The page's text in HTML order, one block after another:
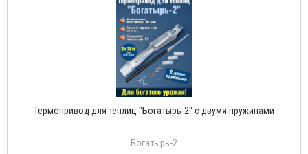
Термопривод для теплиц "Богатырь-Д" с доводчиком
Богатырь-Д